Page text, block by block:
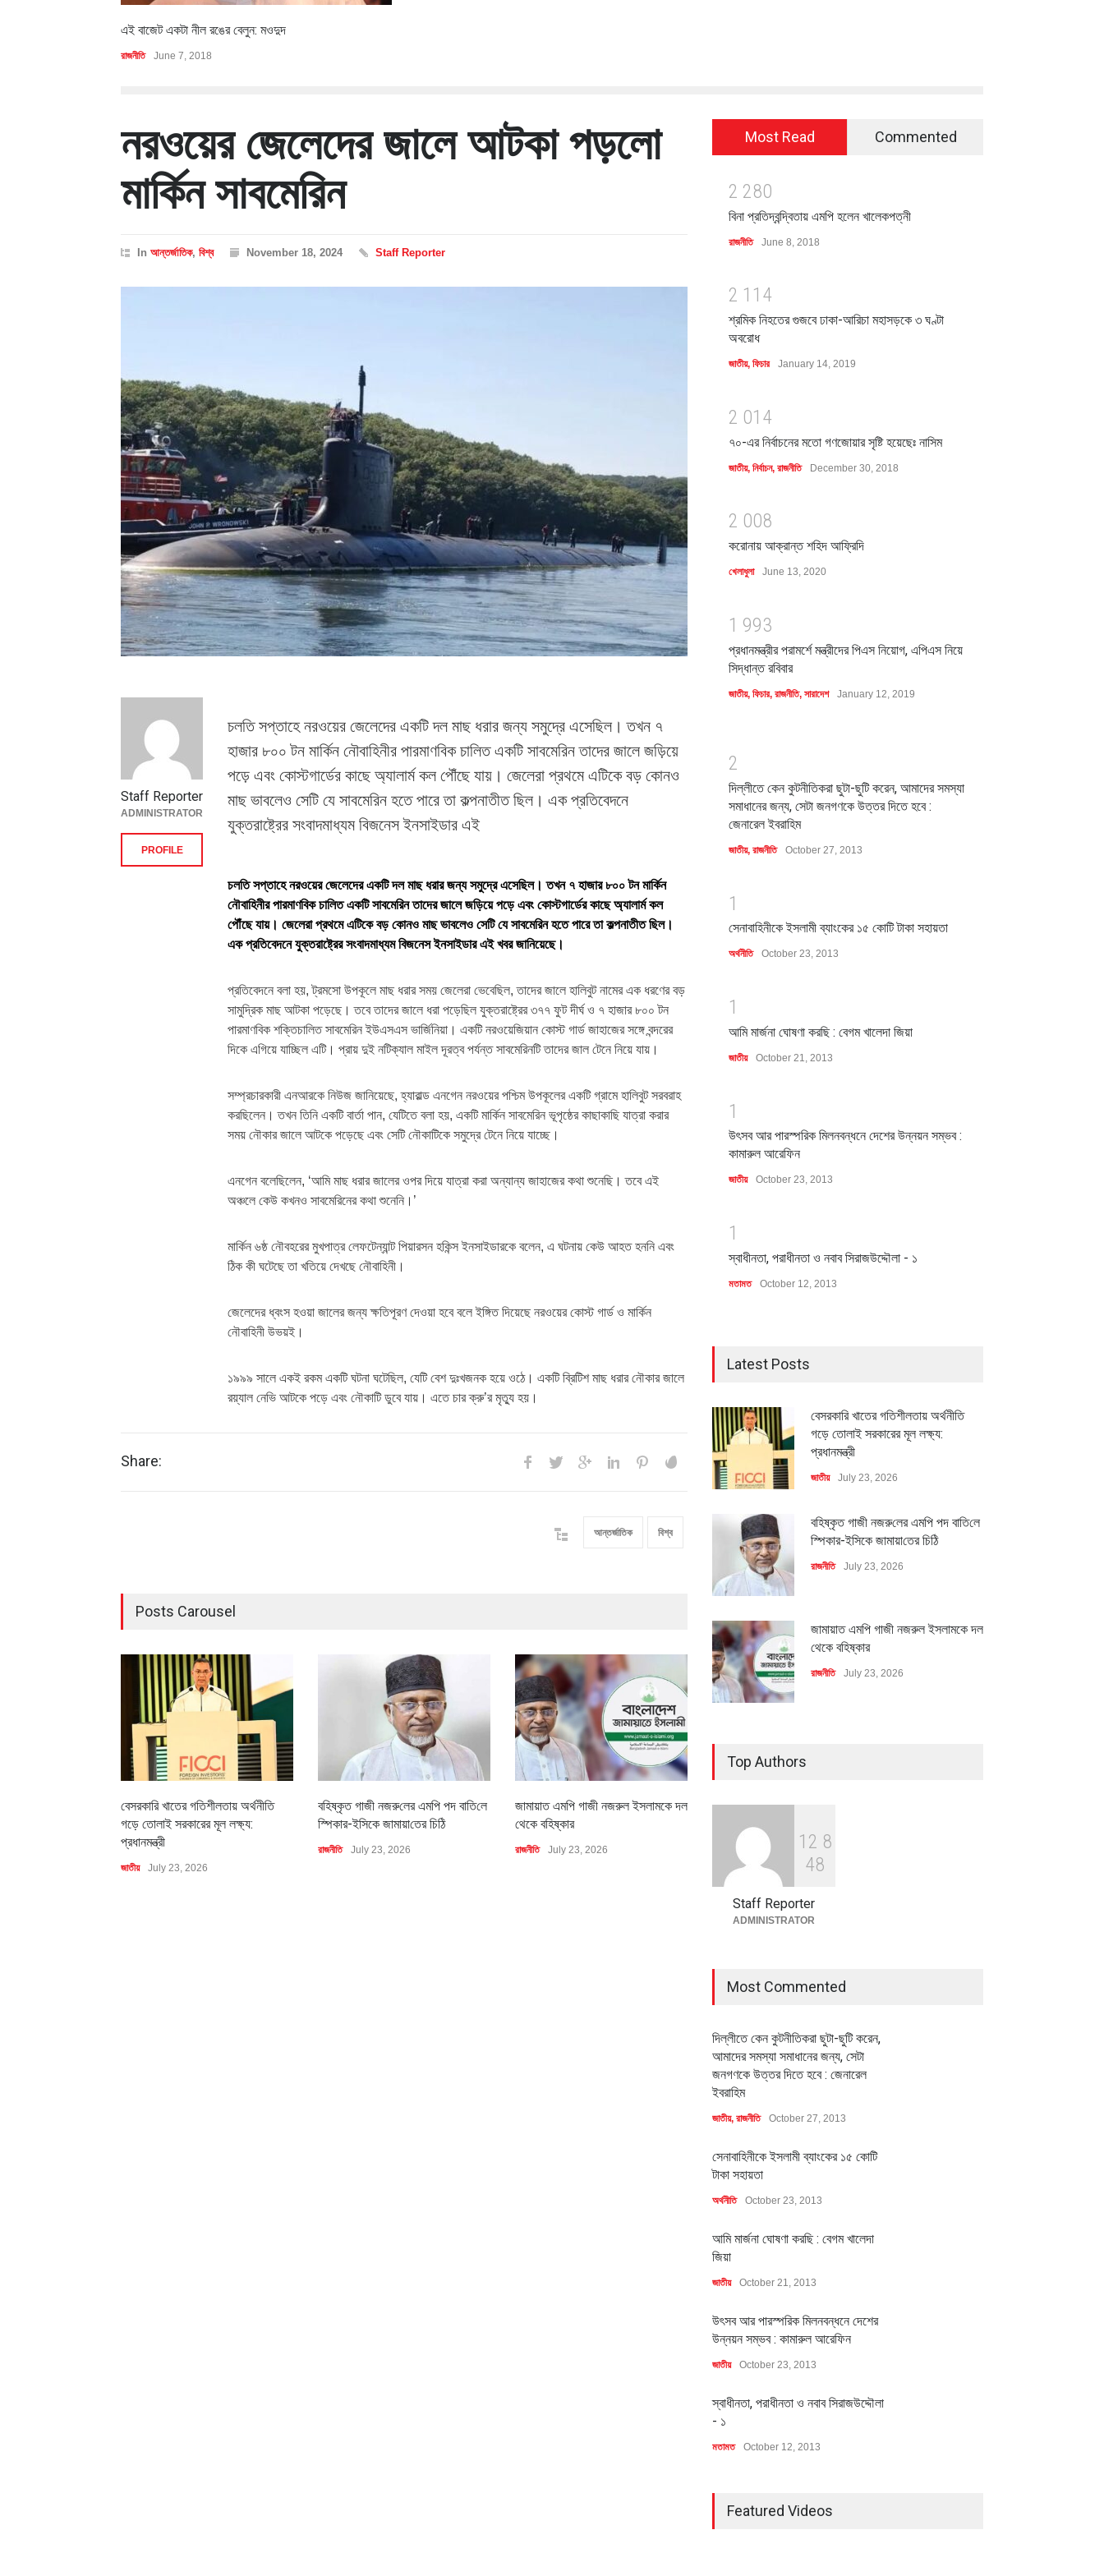
এই বাজেট একটা নীল রঙের বেলুন: মওদুদ
রাজনীতি June 7, 2018
নরওয়ের জেলেদের জালে আটকা পড়লো
মার্কিন সাবমেরিন
In আন্তর্জাতিক, বিশ্ব November 18, 2024 Staff Reporter
চলতি সপ্তাহে নরওয়ের জেলেদের একটি দল মাছ ধরার জন্য সমুদ্রে এসেছিল। তখন ৭
হাজার ৮০০ টন মার্কিন নৌবাহিনীর পারমাণবিক চালিত একটি সাবমেরিন তাদের জালে জড়িয়ে
পড়ে এবং কোস্টগার্ডের কাছে অ্যালার্ম কল পৌঁছে যায়। জেলেরা প্রথমে এটিকে বড় কোনও
মাছ ভাবলেও সেটি যে সাবমেরিন হতে পারে তা কল্পনাতীত ছিল। এক প্রতিবেদনে
যুক্তরাষ্ট্রের সংবাদমাধ্যম বিজনেস ইনসাইডার এই
চলতি সপ্তাহে নরওয়ের জেলেদের একটি দল মাছ ধরার জন্য সমুদ্রে এসেছিল। তখন ৭ হাজার ৮০০ টন মার্কিন
নৌবাহিনীর পারমাণবিক চালিত একটি সাবমেরিন তাদের জালে জড়িয়ে পড়ে এবং কোস্টগার্ডের কাছে অ্যালার্ম কল
পৌঁছে যায়। জেলেরা প্রথমে এটিকে বড় কোনও মাছ ভাবলেও সেটি যে সাবমেরিন হতে পারে তা কল্পনাতীত ছিল।
এক প্রতিবেদনে যুক্তরাষ্ট্রের সংবাদমাধ্যম বিজনেস ইনসাইডার এই খবর জানিয়েছে।
প্রতিবেদনে বলা হয়, ট্রমসো উপকূলে মাছ ধরার সময় জেলেরা ভেবেছিল, তাদের জালে হালিবুট নামের এক ধরণের বড়
সামুদ্রিক মাছ আটকা পড়েছে। তবে তাদের জালে ধরা পড়েছিল যুক্তরাষ্ট্রের ৩৭৭ ফুট দীর্ঘ ও ৭ হাজার ৮০০ টন
পারমাণবিক শক্তিচালিত সাবমেরিন ইউএসএস ভার্জিনিয়া। একটি নরওয়েজিয়ান কোস্ট গার্ড জাহাজের সঙ্গে বন্দরের
দিকে এগিয়ে যাচ্ছিল এটি। প্রায় দুই নটিক্যাল মাইল দূরত্ব পর্যন্ত সাবমেরিনটি তাদের জাল টেনে নিয়ে যায়।
সম্প্রচারকারী এনআরকে নিউজ জানিয়েছে, হ্যারাল্ড এনগেন নরওয়ের পশ্চিম উপকূলের একটি গ্রামে হালিবুট সরবরাহ
করছিলেন। তখন তিনি একটি বার্তা পান, যেটিতে বলা হয়, একটি মার্কিন সাবমেরিন ভূপৃষ্ঠের কাছাকাছি যাত্রা করার
সময় নৌকার জালে আটকে পড়েছে এবং সেটি নৌকাটিকে সমুদ্রে টেনে নিয়ে যাচ্ছে।
এনগেন বলেছিলেন, ‘আমি মাছ ধরার জালের ওপর দিয়ে যাত্রা করা অন্যান্য জাহাজের কথা শুনেছি। তবে এই
অঞ্চলে কেউ কখনও সাবমেরিনের কথা শুনেনি।’
মার্কিন ৬ষ্ঠ নৌবহরের মুখপাত্র লেফটেন্যান্ট পিয়ারসন হকিন্স ইনসাইডারকে বলেন, এ ঘটনায় কেউ আহত হননি এবং
ঠিক কী ঘটেছে তা খতিয়ে দেখছে নৌবাহিনী।
জেলেদের ধ্বংস হওয়া জালের জন্য ক্ষতিপূরণ দেওয়া হবে বলে ইঙ্গিত দিয়েছে নরওয়ের কোস্ট গার্ড ও মার্কিন
নৌবাহিনী উভয়ই।
১৯৯৯ সালে একই রকম একটি ঘটনা ঘটেছিল, যেটি বেশ দুঃখজনক হয়ে ওঠে। একটি ব্রিটিশ মাছ ধরার নৌকার জালে
রয়্যাল নেভি আটকে পড়ে এবং নৌকাটি ডুবে যায়। এতে চার ক্রু’র মৃত্যু হয়।
Staff Reporter
ADMINISTRATOR
PROFILE
Share:
আন্তর্জাতিক বিশ্ব
Posts Carousel
বেসরকারি খাতের গতিশীলতায় অর্থনীতি
গড়ে তোলাই সরকারের মূল লক্ষ্য:
প্রধানমন্ত্রী
জাতীয় July 23, 2026
বহিষ্কৃত গাজী নজরু‌লের এম‌পি পদ বা‌তি‌লে
স্পিকার-ইসিকে জামায়া‌তের চি‌ঠি
রাজনীতি July 23, 2026
জামায়াত এমপি গাজী নজরুল ইসলামকে দল
থেকে বহিষ্কার
রাজনীতি July 23, 2026
৪০০ মিলিয়ন ডলারের বিদেশি বিনিয়োগ
বাস্তবায়নের পথে
অর্থনীতি July 23, 2026
Most Read Commented
2 280
বিনা প্রতিদ্বন্দ্বিতায় এমপি হলেন খালেকপত্নী
রাজনীতি June 8, 2018
2 1 1 4
শ্রমিক নিহতের গুজবে ঢাকা-আরিচা মহাসড়কে ৩ ঘণ্টা
অবরোধ
জাতীয়, ফিচার January 14, 2019
2 01 4
৭০-এর নির্বাচনের মতো গণজোয়ার সৃষ্টি হয়েছেঃ নাসিম
জাতীয়, নির্বাচন, রাজনীতি December 30, 2018
2 008
করোনায় আক্রান্ত শহিদ আফ্রিদি
খেলাধুলা June 13, 2020
1 993
প্রধানমন্ত্রীর পরামর্শে মন্ত্রীদের পিএস নিয়োগ, এপিএস নিয়ে
সিদ্ধান্ত রবিবার
জাতীয়, ফিচার, রাজনীতি, সারাদেশ January 12, 2019
2
দিল্লীতে কেন কুটনীতিকরা ছুটা-ছুটি করেন, আমাদের সমস্যা
সমাধানের জন্য, সেটা জনগণকে উত্তর দিতে হবে :
জেনারেল ইবরাহিম
জাতীয়, রাজনীতি October 27, 2013
1
সেনাবাহিনীকে ইসলামী ব্যাংকের ১৫ কোটি টাকা সহায়তা
অর্থনীতি October 23, 2013
1
আমি মার্জনা ঘোষণা করছি : বেগম খালেদা জিয়া
জাতীয় October 21, 2013
1
উৎসব আর পারস্পরিক মিলনবন্ধনে দেশের উন্নয়ন সম্ভব :
কামারুল আরেফিন
জাতীয় October 23, 2013
1
স্বাধীনতা, পরাধীনতা ও নবাব সিরাজউদ্দৌলা - ১
মতামত October 12, 2013
Latest Posts
বেসরকারি খাতের গতিশীলতায় অর্থনীতি
গড়ে তোলাই সরকারের মূল লক্ষ্য:
প্রধানমন্ত্রী
জাতীয় July 23, 2026
বহিষ্কৃত গাজী নজরু‌লের এম‌পি পদ বা‌তি‌লে
স্পিকার-ইসিকে জামায়া‌তের চি‌ঠি
রাজনীতি July 23, 2026
জামায়াত এমপি গাজী নজরুল ইসলামকে দল
থেকে বহিষ্কার
রাজনীতি July 23, 2026
বৈশ্বিক প্রতিযোগিতা সক্ষমতা বাড়াতে
পোশাক শিল্পে নতুন উদ্যোগ
Top Authors
1 2 8
48
Staff Reporter
ADMINISTRATOR
Most Commented
দিল্লীতে কেন কুটনীতিকরা ছুটা-ছুটি করেন,
আমাদের সমস্যা সমাধানের জন্য, সেটা
জনগণকে উত্তর দিতে হবে : জেনারেল
ইবরাহিম
জাতীয়, রাজনীতি October 27, 2013
সেনাবাহিনীকে ইসলামী ব্যাংকের ১৫ কোটি
টাকা সহায়তা
অর্থনীতি October 23, 2013
আমি মার্জনা ঘোষণা করছি : বেগম খালেদা
জিয়া
জাতীয় October 21, 2013
উৎসব আর পারস্পরিক মিলনবন্ধনে দেশের
উন্নয়ন সম্ভব : কামারুল আরেফিন
জাতীয় October 23, 2013
স্বাধীনতা, পরাধীনতা ও নবাব সিরাজউদ্দৌলা
- ১
মতামত October 12, 2013
Featured Videos